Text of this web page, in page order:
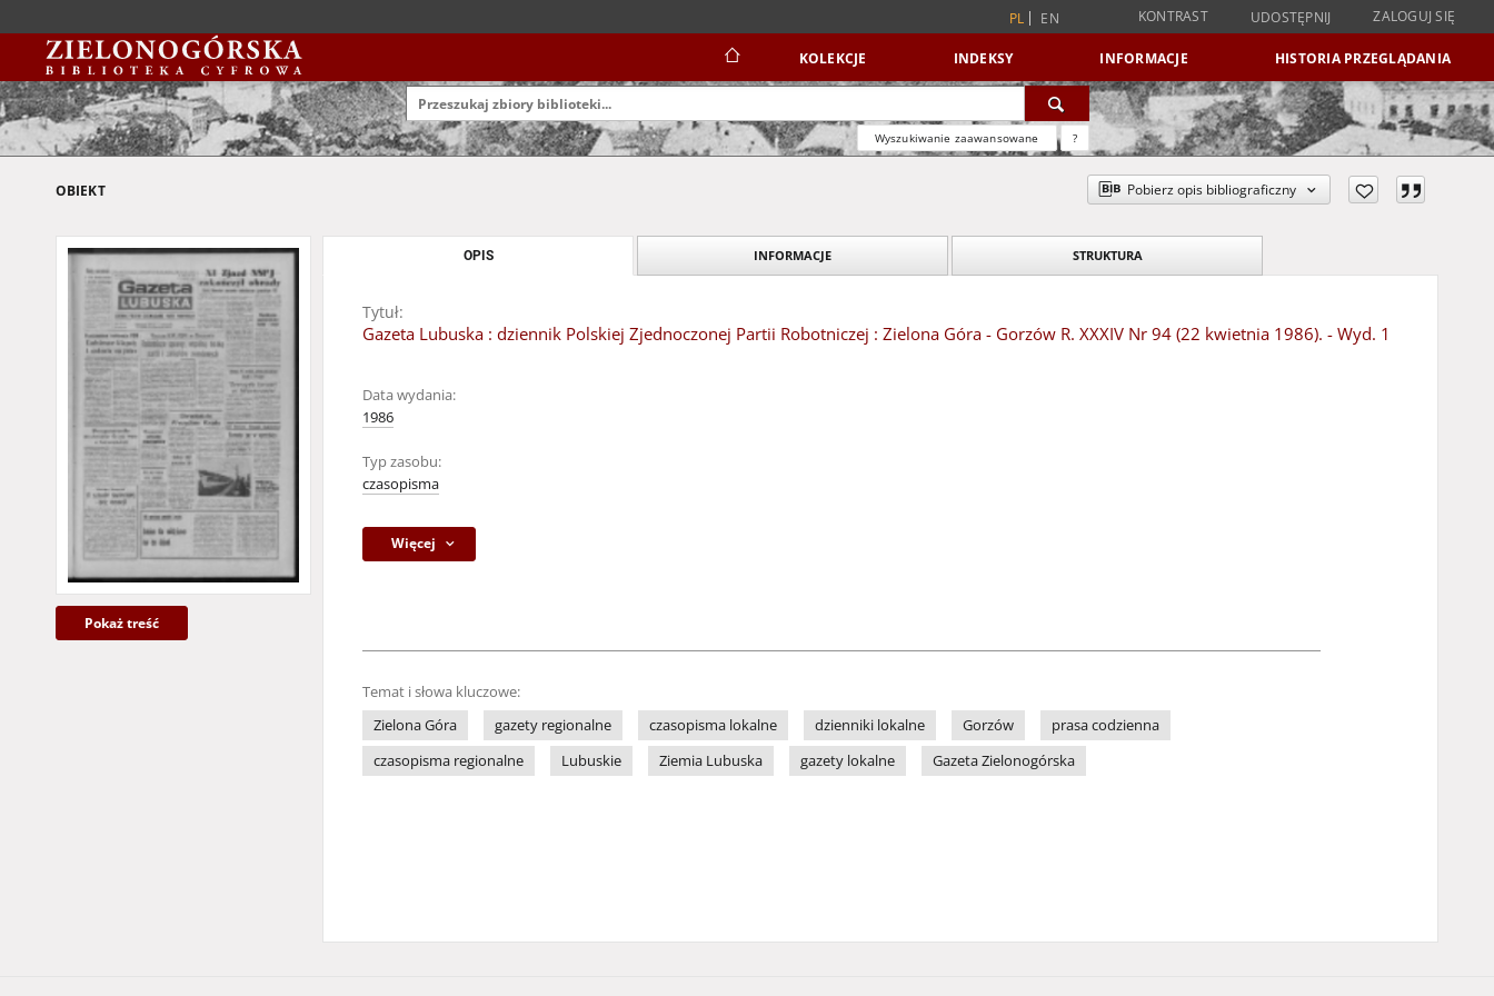
PL EN KONTRAST UDOSTĘPNIJ ZALOGUJ SIĘ
KOLEKCJE INDEKSY INFORMACJE HISTORIA PRZEGLĄDANIA
Wyszukiwanie zaawansowane ?
OBIEKT Pobierz opis bibliograficzny
Pokaż treść
OPIS INFORMACJE STRUKTURA
Tytuł:
Gazeta Lubuska : dziennik Polskiej Zjednoczonej Partii Robotniczej : Zielona Góra - Gorzów R. XXXIV Nr 94 (22 kwietnia 1986). - Wyd. 1
Data wydania:
1986
Typ zasobu:
czasopisma
Więcej
Temat i słowa kluczowe:
Zielona Góra
gazety regionalne czasopisma lokalne dzienniki lokalne Gorzów
prasa codzienna
czasopisma regionalne
Lubuskie Ziemia Lubuska gazety lokalne Gazeta Zielonogórska